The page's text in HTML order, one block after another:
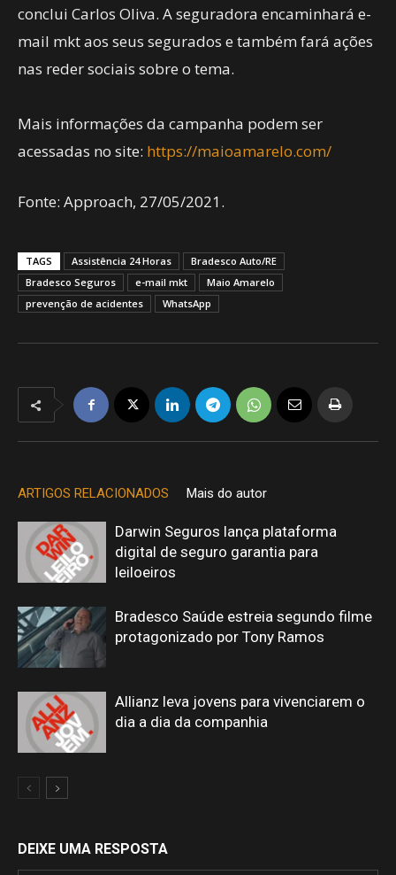
conclui Carlos Oliva. A seguradora encaminhará e-
mail mkt aos seus segurados e também fará ações
nas reder sociais sobre o tema.
Mais informações da campanha podem ser
acessadas no site: https://maioamarelo.com/
Fonte: Approach, 27/05/2021.
TAGS Assistência 24 Horas
Bradesco Auto/RE
Bradesco Seguros
e-mail mkt
Maio Amarelo
prevenção de acidentes
WhatsApp
ARTIGOS RELACIONADOS Mais do autor
Darwin Seguros lança plataforma
digital de seguro garantia para
leiloeiros
Bradesco Saúde estreia segundo filme
protagonizado por Tony Ramos
Allianz leva jovens para vivenciarem o
dia a dia da companhia
DEIXE UMA RESPOSTA